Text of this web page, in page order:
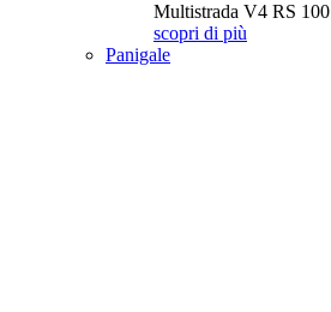
Multistrada V4 RS 100
scopri di più
Panigale